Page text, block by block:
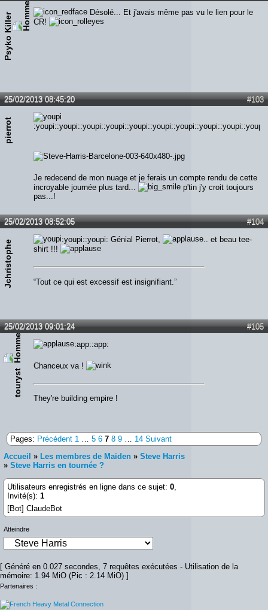
Psyko Killer
Désolé... Et j'avais même pas vu le lien pour le
CR!
#103
25/02/2013 08:45:20
pierrot
Je redecend de mon nuage et je ferais un compte rendu de cette
incroyable journée plus tard...
p'tin j'y croit toujours
pas...!
#104
25/02/2013 08:52:05
Jchristophe :youpi::youpi: Génial Pierrot,
.. et beau tee-
shirt !!!
“Tout ce qui est excessif est insignifiant.”
#105
25/02/2013 09:01:24
touryst
:app::app:
Chanceux va !
They're building empire !
Pages: Précédent 1 … 5 6 7 8 9 … 14 Suivant
Accueil » Les membres de Maiden » Steve Harris
» Steve Harris en tournée ?
Utilisateurs enregistrés en ligne dans ce sujet: 0,
Invité(s): 1
[Bot] ClaudeBot
Atteindre
[ Généré en 0.027 secondes, 7 requêtes exécutées - Utilisation de la
mémoire: 1.94 MiO (Pic : 2.14 MiO) ]
Partenaires :